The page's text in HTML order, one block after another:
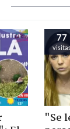
77
"Se